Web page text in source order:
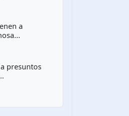
a
presuntos